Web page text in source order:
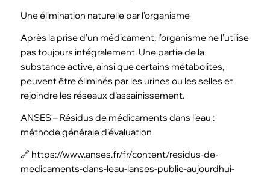
Une élimination naturelle par l’organisme
Après la prise d’un médicament, l’organisme ne l’utilise
pas toujours intégralement. Une partie de la
substance active, ainsi que certains métabolites,
peuvent être éliminés par les urines ou les selles et
rejoindre les réseaux d’assainissement.
ANSES – Résidus de médicaments dans l’eau :
méthode générale d’évaluation
🔗 https://www.anses.fr/fr/content/residus-de-
medicaments-dans-leau-lanses-publie-aujourdhui-